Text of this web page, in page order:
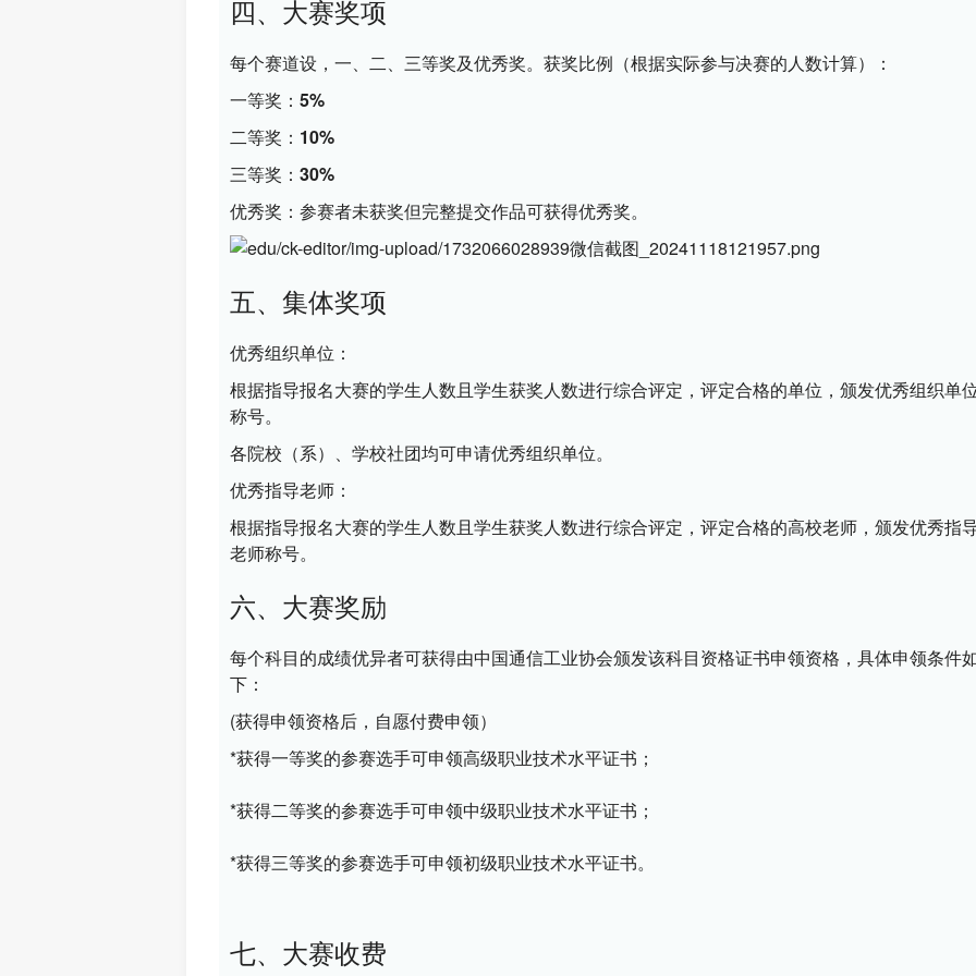
四、大赛奖项
每个赛道设，一、二、三等奖及优秀奖。获奖比例（根据实际参与决赛的人数计算）：
一等奖：5%
二等奖：10%
三等奖：30%
优秀奖：参赛者未获奖但完整提交作品可获得优秀奖。
五、集体奖项
优秀组织单位：
根据指导报名大赛的学生人数且学生获奖人数进行综合评定，评定合格的单位，颁发优秀组织单
称号。
各院校（系）、学校社团均可申请优秀组织单位。
优秀指导老师：
根据指导报名大赛的学生人数且学生获奖人数进行综合评定，评定合格的高校老师，颁发优秀指
老师称号。
六、大赛奖励
每个科目的成绩优异者可获得由中国通信工业协会颁发该科目资格证书申领资格，具体申领条件
下：
(获得申领资格后，自愿付费申领）
*获得一等奖的参赛选手可申领高级职业技术水平证书；
*获得二等奖的参赛选手可申领中级职业技术水平证书；
*获得三等奖的参赛选手可申领初级职业技术水平证书。
七、大赛收费